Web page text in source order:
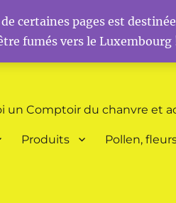
un Comptoir du chanvre et
Produits Pollen,
certaines pages est
fumés vers le Luxembourg